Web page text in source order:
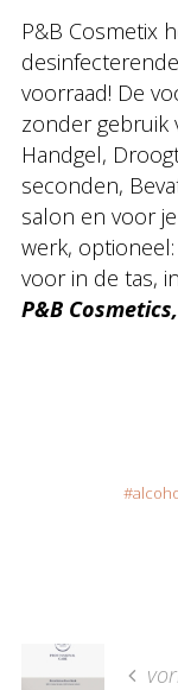
P&B Cosmetix
voorraad! De
zonder gebruik
Handgel,
seconden,
salon en voor
werk,
voor in de tas,
P&B